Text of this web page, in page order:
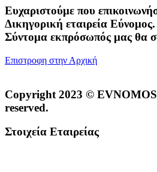
Ευχαριστούμε που
Δικηγορική εταιρεία Εύνομος.
Σύντομα εκπρόσωπός μας θα
Επιστροφη στην Αρχική
Copyright 2023 ©
reserved.
Στοιχεία Εταιρείας